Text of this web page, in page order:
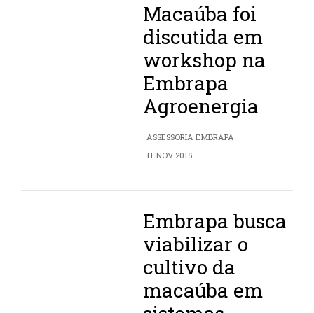
Macaúba foi
discutida em
workshop na
Embrapa
Agroenergia
ASSESSORIA EMBRAPA
11 NOV 2015
Embrapa busca
viabilizar o
cultivo da
macaúba em